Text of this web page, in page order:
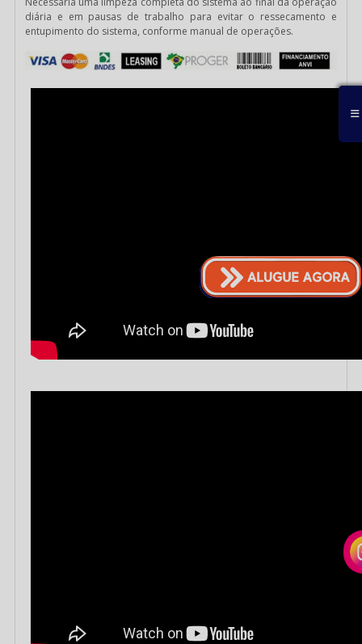
diária e em pausas de trabalho para evitar o ressecamento e
entupimento do sistema, conforme manual de operações.